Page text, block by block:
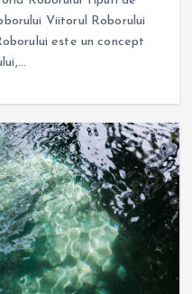
Viitorul Roborului
este un concept